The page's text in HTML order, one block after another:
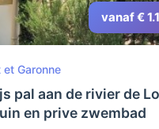
vanaf €
et Garonne
pal aan de rivier de
en prive zwembad